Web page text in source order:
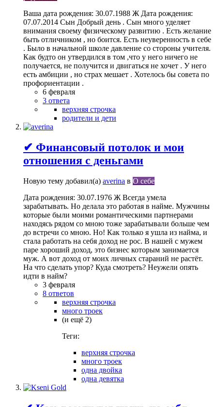
Ваша дата рождения: 30.07.1988 Ж Дата рождения:
07.07.2014 Сын Добрый день . Сын много уделяет
внимания своему физическому развитию . Есть желание
быть отличником , но боится. Есть неуверенность в себе
. Было в начальной школе давление со стороны учителя.
Как будто он утвердился в том ,что у него ничего не
получается, не получится и двигаться не хочет . У него
есть амбиции , но страх мешает . Хотелось бы совета по
профориентации .
6 февраля
3 ответа
верхняя строчка
родители и дети
✔ Финансовый потолок и мои
отношения с деньгами
Новую тему добавил(а) averina в О себе
Дата рождения: 30.07.1976 Ж Всегда умела
зарабатывать. Но делала это работая в найме. Мужчины
которые были моими романтическими партнерами
находясь рядом со мною тоже зарабатывали больше чем
до встречи со мною. Но! Как только я ушла из найма, и
стала работать на себя доход не рос. В нашей с мужем
паре хороший доход, это бизнес которым занимается
муж. А вот доход от моих личных стараний не растёт.
На что сделать упор? Куда смотреть? Неужели опять
идти в найм?
3 февраля
8 ответов
верхняя строчка
много троек
(и ещё 2)
Теги:
верхняя строчка
много троек
одна двойка
одна девятка